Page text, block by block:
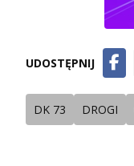
UDOSTĘPNIJ
DK 73 DROGI